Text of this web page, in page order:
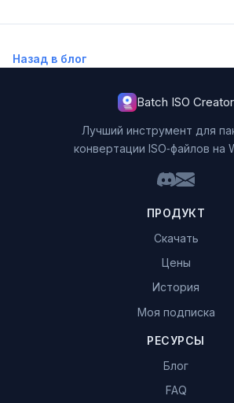
Назад в блог
Batch ISO Creator
Лучший инструмент для
конвертации ISO‑файлов на
ПРОДУКТ
Скачать
Цены
История
Моя подписка
РЕСУРСЫ
Блог
FAQ